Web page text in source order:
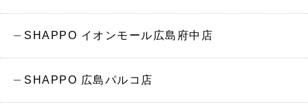
SHAPPO イオンモール広島府中店
SHAPPO 広島パルコ店